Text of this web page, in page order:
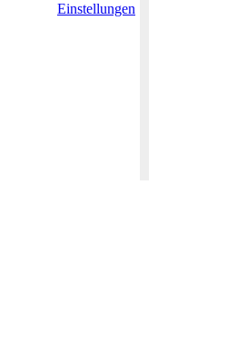
Einstellungen